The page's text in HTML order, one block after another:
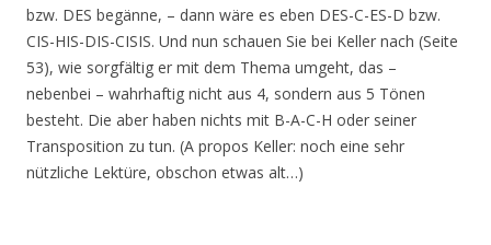
bzw. DES begänne, – dann wäre es eben DES-C-ES-D bzw.
CIS-HIS-DIS-CISIS. Und nun schauen Sie bei Keller nach (Seite
53), wie sorgfältig er mit dem Thema umgeht, das –
nebenbei – wahrhaftig nicht aus 4, sondern aus 5 Tönen
besteht. Die aber haben nichts mit B-A-C-H oder seiner
Transposition zu tun. (A propos Keller: noch eine sehr
nützliche Lektüre, obschon etwas alt…)